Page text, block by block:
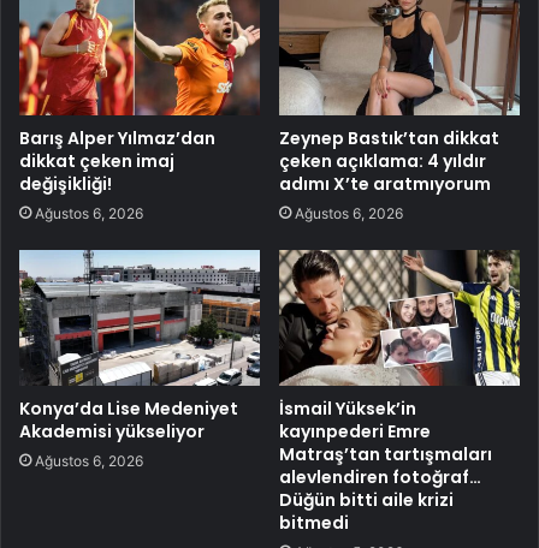
Barış Alper Yılmaz’dan
dikkat çeken imaj
değişikliği!
Ağustos 6, 2026
Zeynep Bastık’tan dikkat
çeken açıklama: 4 yıldır
adımı X’te aratmıyorum
Ağustos 6, 2026
Konya’da Lise Medeniyet
Akademisi yükseliyor
Ağustos 6, 2026
İsmail Yüksek’in
kayınpederi Emre
Matraş’tan tartışmaları
alevlendiren fotoğraf…
Düğün bitti aile krizi
bitmedi